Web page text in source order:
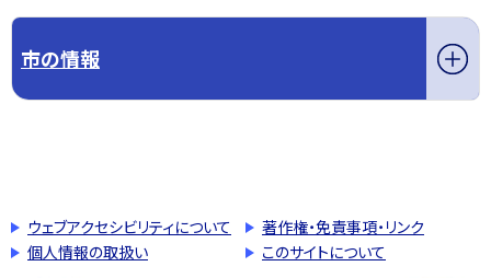
市の情報
ウェブアクセシビリティについて
著作権・免責事項・リンク
個人情報の取扱い
このサイトについて